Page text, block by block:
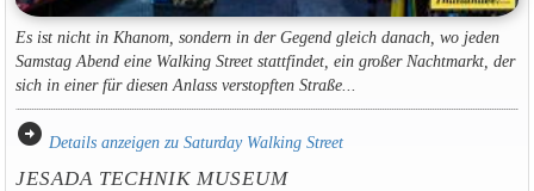
Es ist nicht in Khanom, sondern in der Gegend gleich danach, wo jeden
Samstag Abend eine Walking Street stattfindet, ein großer Nachtmarkt, der
sich in einer für diesen Anlass verstopften Straße...
arrow_circle_right Details anzeigen zu Saturday Walking Street
JESADA TECHNIK MUSEUM